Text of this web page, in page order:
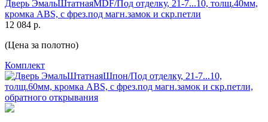
Дверь ЭмальШтатнаяMDF/Под отделку, 21-7...10, толщ.40мм,
кромка ABS, с фрез.под магн.замок и скр.петли
12 084 р.
(Цена за полотно)
Комплект